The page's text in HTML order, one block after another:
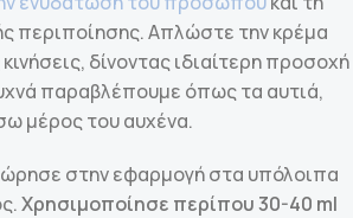
περιποίησης. Απλώστε την κρέμα
δίνοντας ιδιαίτερη προσοχή
παραβλέπουμε όπως τα αυτιά,
μέρος του αυχένα.
στην εφαρμογή στα υπόλοιπα
Χρησιμοποίησε περίπου 30-40 ml